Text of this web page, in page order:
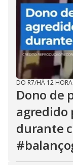
DO R7/HÁ 12
Dono de
agredido
durante